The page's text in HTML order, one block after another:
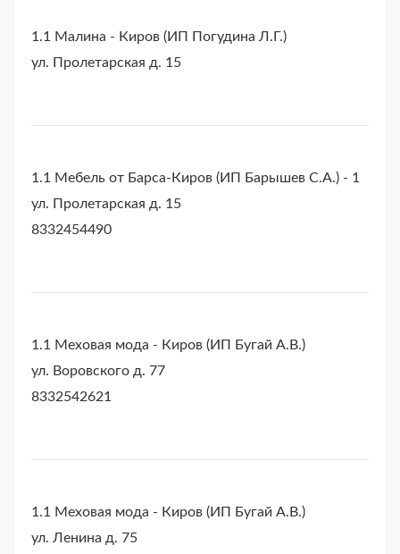
1.1 Малина - Киров (ИП Погудина Л.Г.)
ул. Пролетарская д. 15
1.1 Мебель от Барса-Киров (ИП Барышев С.А.) - 1
ул. Пролетарская д. 15
8332454490
1.1 Меховая мода - Киров (ИП Бугай А.В.)
ул. Воровского д. 77
8332542621
1.1 Меховая мода - Киров (ИП Бугай А.В.)
ул. Ленина д. 75